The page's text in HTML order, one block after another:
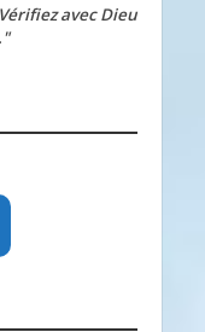
avec Dieu